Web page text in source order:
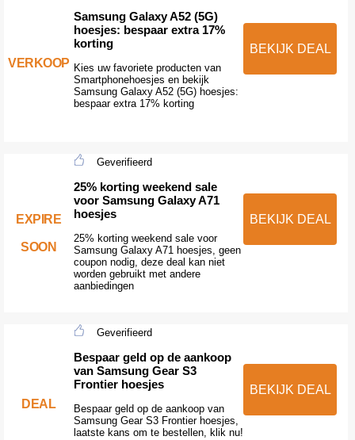
VERKOOP
Samsung Galaxy A52 (5G)
hoesjes: bespaar extra 17%
korting
Kies uw favoriete producten van
Smartphonehoesjes en bekijk
Samsung Galaxy A52 (5G) hoesjes:
bespaar extra 17% korting
BEKIJK DEAL
EXPIRE
SOON
Geverifieerd
25% korting weekend sale
voor Samsung Galaxy A71
hoesjes
25% korting weekend sale voor
Samsung Galaxy A71 hoesjes, geen
coupon nodig, deze deal kan niet
worden gebruikt met andere
aanbiedingen
BEKIJK DEAL
DEAL
Geverifieerd
Bespaar geld op de aankoop
van Samsung Gear S3
Frontier hoesjes
Bespaar geld op de aankoop van
Samsung Gear S3 Frontier hoesjes,
laatste kans om te bestellen, klik nu!
BEKIJK DEAL